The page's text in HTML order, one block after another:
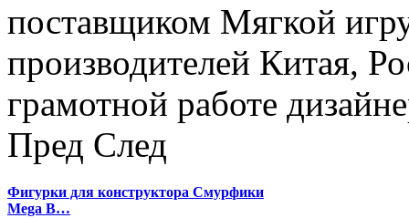
поставщиком Мягкой
производителей Китая,
грамотной работе
Пред След
Фигурки для конструктора Смурфики
Mega B…